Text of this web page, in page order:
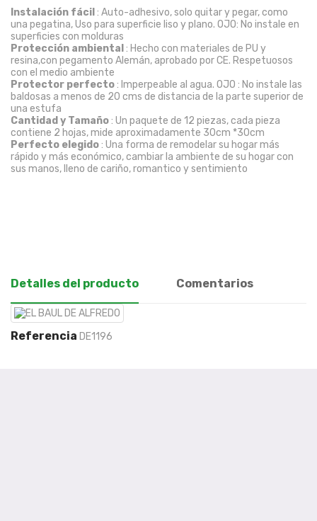
Instalación fácil : Auto-adhesivo, solo quitar y pegar, como
una pegatina, Uso para superficie liso y plano. OJO: No instale en
superficies con molduras
Protección ambiental : Hecho con materiales de PU y
resina,con pegamento Alemán, aprobado por CE. Respetuosos
con el medio ambiente
Protector perfecto: Imperpeable al agua. OJO : No instale las
baldosas a menos de 20 cms de distancia de la parte superior de
una estufa
Cantidad y Tamaño: Un paquete de 12 piezas, cada pieza
contiene 2 hojas, mide aproximadamente 30cm *30cm
Perfecto elegido: Una forma de remodelar su hogar más
rápido y más económico, cambiar la ambiente de su hogar con
sus manos, lleno de cariño, romantico y sentimiento
Detalles del producto Comentarios
Referencia DE1196